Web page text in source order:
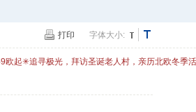
打印 字体大小:
欧起✳追寻极光，拜访圣诞老人村，亲历北欧冬季